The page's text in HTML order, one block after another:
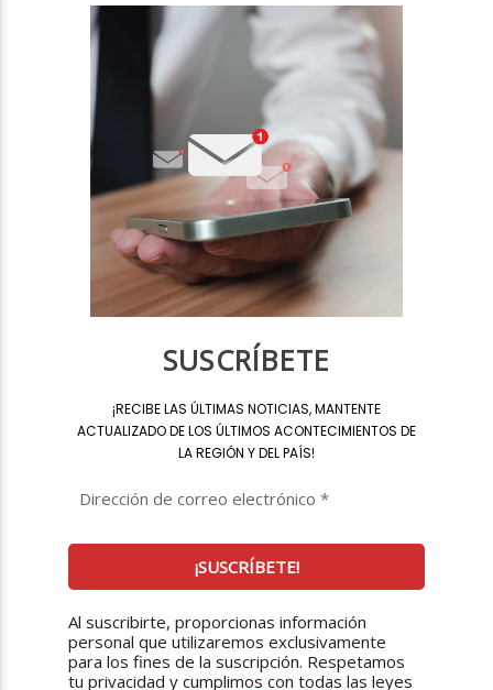
SUSCRÍBETE
¡RECIBE LAS ÚLTIMAS NOTICIAS, MANTENTE
ACTUALIZADO DE LOS ÚLTIMOS ACONTECIMIENTOS DE
LA REGIÓN Y DEL PAÍS!
Al suscribirte, proporcionas información
personal que utilizaremos exclusivamente
para los fines de la suscripción. Respetamos
tu privacidad y cumplimos con todas las leyes